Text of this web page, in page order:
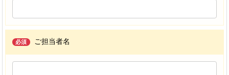
必須 ご担当者名